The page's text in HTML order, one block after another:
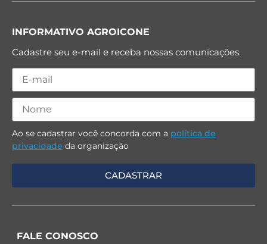
INFORMATIVO AGROICONE
Cadastre seu e-mail e receba nossas comunicações.
Ao se cadastrar você concorda com a política de
privacidade da organização
FALE CONOSCO